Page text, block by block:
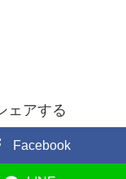
ェアする
Facebook